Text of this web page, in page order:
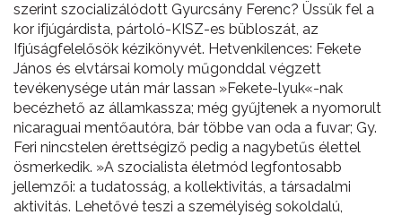
szerint szocializálódott Gyurcsány Ferenc? Üssük fel a
kor ifjúgárdista, pártoló-KISZ-es bübloszát, az
Ifjúságfelelősök kézikönyvét. Hetvenkilences: Fekete
János és elvtársai komoly műgonddal végzett
tevékenysége után már lassan »Fekete-lyuk«-nak
becézhető az államkassza; még gyűjtenek a nyomorult
nicaraguai mentőautóra, bár többe van oda a fuvar; Gy.
Feri nincstelen érettségiző pedig a nagybetűs élettel
ösmerkedik. »A szocialista életmód legfontosabb
jellemzői: a tudatosság, a kollektivitás, a társadalmi
aktivitás. Lehetővé teszi a személyiség sokoldalú,